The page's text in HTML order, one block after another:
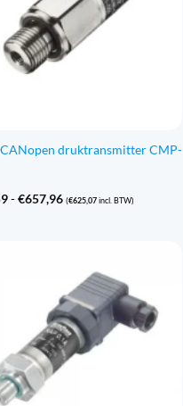
druktransmitter CMP-
- €657,96Prijsklasse:
€516,59
(€625,07incl. BTW)